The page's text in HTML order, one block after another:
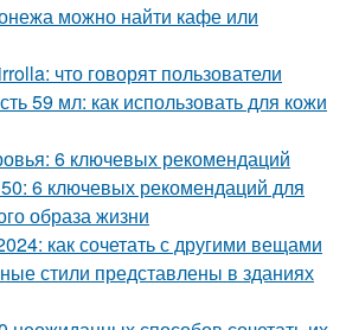
можно найти кафе или
что говорят пользователи
59 мл: как использовать для кожи
6 ключевых рекомендаций
6 ключевых рекомендаций для
образа жизни
как сочетать с другими вещами
стили представлены в зданиях